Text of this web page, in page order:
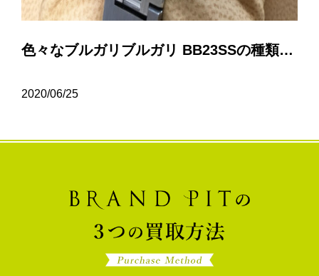
色々なブルガリブルガリ BB23SSの種類について…
2020/06/25